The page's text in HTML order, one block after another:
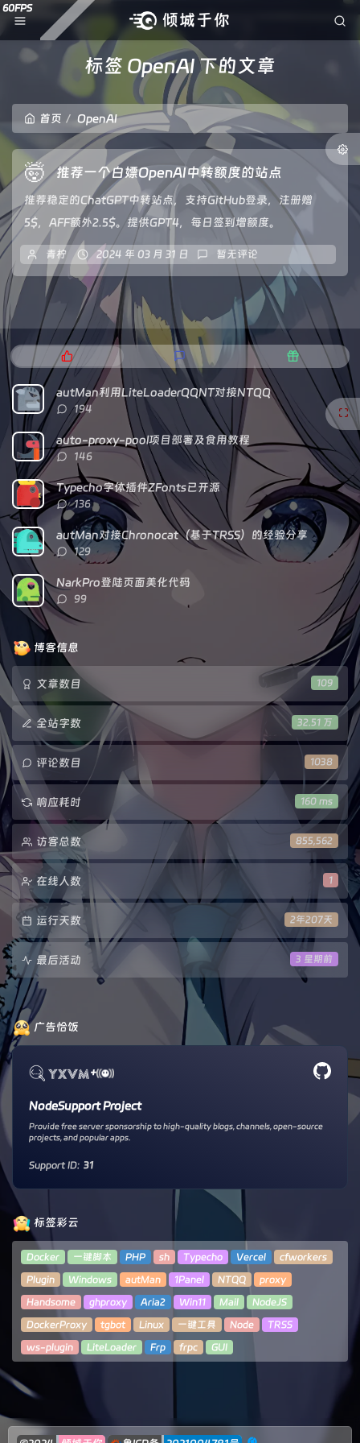
标签 OpenAI 下的文章
首页 OpenAI
🤯 推荐一个白嫖OpenAI中转额度的站点
推荐稳定的ChatGPT中转站点，支持GitHub登录，注册赠
5$，AFF额外2.5$。提供GPT4，每日签到增额度。
青柠 2024 年 03 月 31 日 暂无评论
热
门
文
章
最
新
评
论
随
机
autMan利用LiteLoaderQQNT对接NTQQ
评
论
数：
194
auto-proxy-pool项目部署及食用教程
评
论
数：
146
Typecho字体插件ZFonts已开源
评
论
数：
136
autMan对接Chronocat（基于TRSS）的经验分享
评
论
数：
129
NarkPro登陆页面美化代码
评
数：
99
博客信息
109
文章数目
32.51 万
全站字数
1038
评论数目
160 ms
响应耗时
855,562
访客总数
1
在线人数
2年207天
运行天数
3 星期前
最后活动
广告恰饭
+
NodeSupport Project
Provide free server sponsorship to high-quality blogs, channels, open-source
projects, and popular apps.
Support ID: 31
标签彩云
Docker 一键脚本 PHP sh Typecho Vercel
cfworkers
Plugin
Windows autMan 1Panel NTQQ
proxy
Handsome
ghproxy Aria2 Win11 Mail
NodeJS
DockerProxy
tgbot Linux 一键工具 Node
TRSS
ws-plugin
LiteLoader Frp frpc GUI